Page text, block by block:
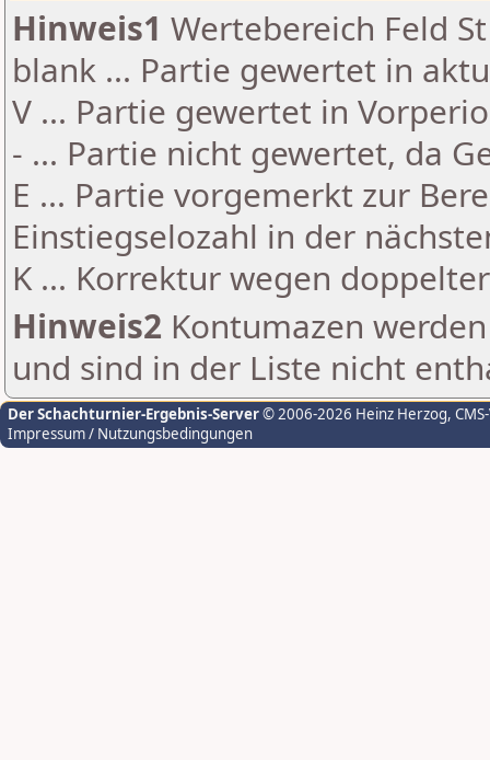
Hinweis1 Wertebereich Feld
blank ... Partie gewertet in
V ... Partie gewertet in
- ... Partie nicht gewertet, da
E ... Partie vorgemerkt zur
Einstiegselozahl in der
K ... Korrektur wegen
Hinweis2 Kontumazen
und sind in der Liste nicht
Der Schachturnier-Ergebnis-Server© 2006-2026 Heinz Herzog,
Impressum / Nutzungsbedingungen